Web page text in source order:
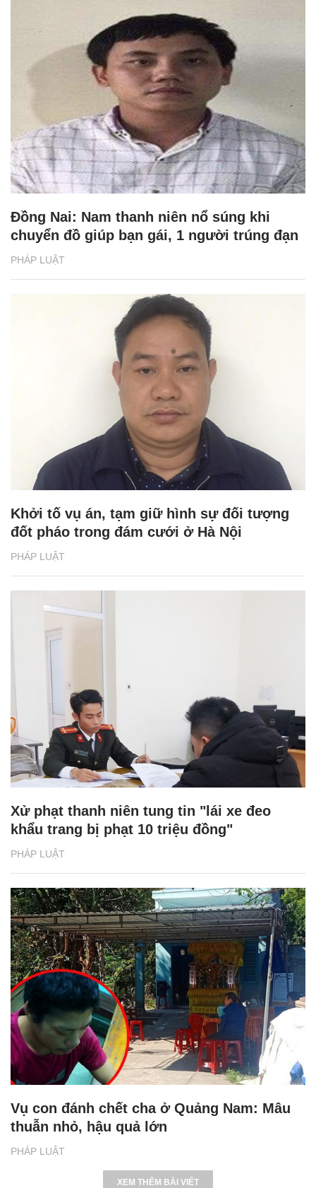
PHÁP LUẬT
Đồng Nai: Nam thanh niên nổ súng khi
chuyển đồ giúp bạn gái, 1 người trúng đạn
PHÁP LUẬT
Khởi tố vụ án, tạm giữ hình sự đối tượng
đốt pháo trong đám cưới ở Hà Nội
PHÁP LUẬT
Xử phạt thanh niên tung tin "lái xe đeo
khẩu trang bị phạt 10 triệu đồng"
PHÁP LUẬT
Vụ con đánh chết cha ở Quảng Nam: Mâu
thuẫn nhỏ, hậu quả lớn
XEM THÊM BÀI VIẾT